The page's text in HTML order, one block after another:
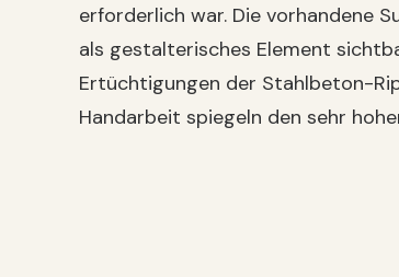
erforderlich war. Die vorhandene
als gestalterisches Element
Ertüchtigungen der Stahlbeton-
Handarbeit spiegeln den sehr